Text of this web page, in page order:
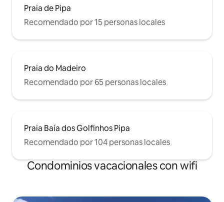
Praia de Pipa
Recomendado por 15 personas locales
Praia do Madeiro
Recomendado por 65 personas locales
Praia Baía dos Golfinhos Pipa
Recomendado por 104 personas locales
Condominios vacacionales con wifi